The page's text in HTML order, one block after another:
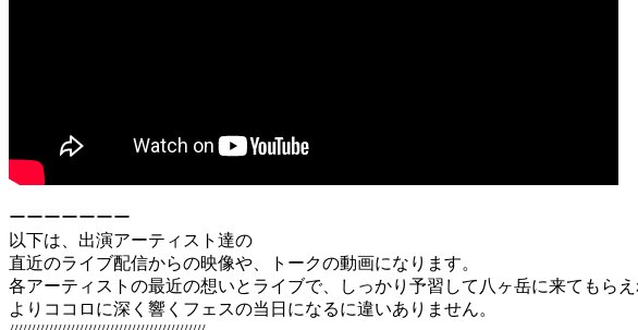
ーーーーーーー
以下は、出演アーティスト達の
直近のライブ配信からの映像や、トークの動画になります。
各アーティストの最近の想いとライブで、しっかり予習して八ヶ岳に来てもら
よりココロに深く響くフェスの当日になるに違いありません。